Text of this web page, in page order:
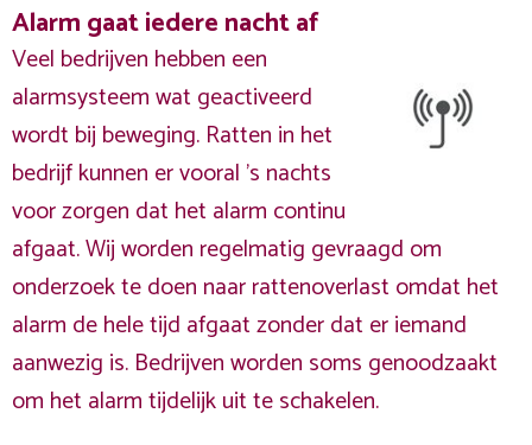
Alarm gaat iedere nacht af
Veel bedrijven hebben een
alarmsysteem wat geactiveerd
wordt bij beweging. Ratten in het
bedrijf kunnen er vooral 's nachts
voor zorgen dat het alarm continu
afgaat. Wij worden regelmatig gevraagd om
onderzoek te doen naar rattenoverlast omdat het
alarm de hele tijd afgaat zonder dat er iemand
aanwezig is. Bedrijven worden soms genoodzaakt
om het alarm tijdelijk uit te schakelen.